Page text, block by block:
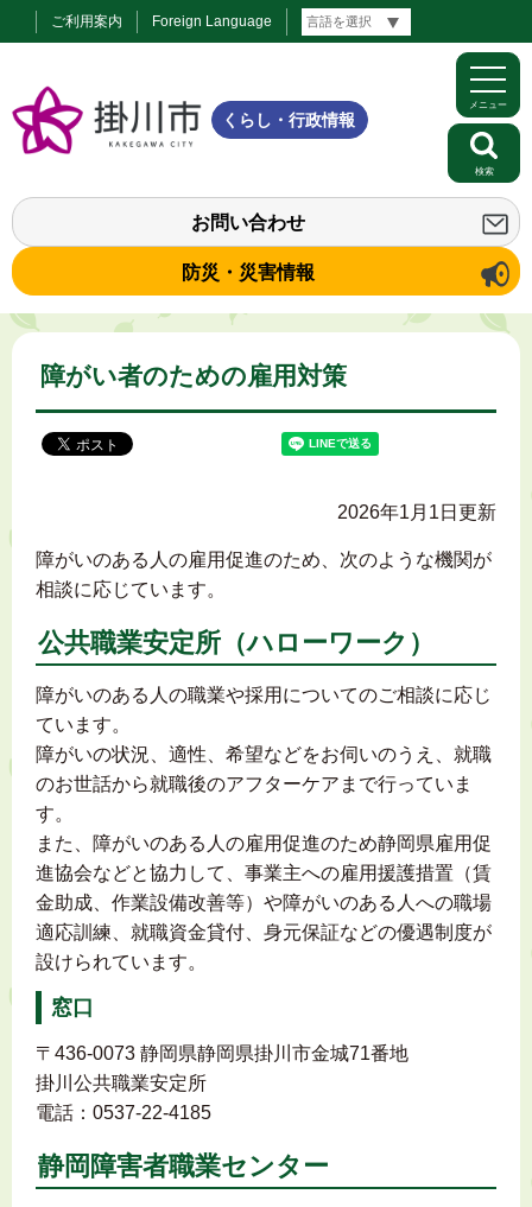
ご利用案内 Foreign Language
くらし・行政情報
お問い合わせ
防災・災害情報
メニュー
検索
障がい者のための雇用対策
2026年1月1日更新
障がいのある人の雇用促進のため、次のような機関が
相談に応じています。
公共職業安定所（ハローワーク）
障がいのある人の職業や採用についてのご相談に応じ
ています。
障がいの状況、適性、希望などをお伺いのうえ、就職
のお世話から就職後のアフターケアまで行っていま
す。
また、障がいのある人の雇用促進のため静岡県雇用促
進協会などと協力して、事業主への雇用援護措置（賃
金助成、作業設備改善等）や障がいのある人への職場
適応訓練、就職資金貸付、身元保証などの優遇制度が
設けられています。
窓口
〒436-0073 静岡県静岡県掛川市金城71番地
掛川公共職業安定所
電話：0537-22-4185
静岡障害者職業センター